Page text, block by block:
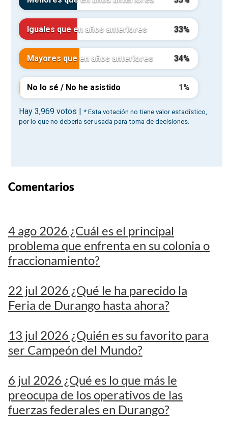
Comentarios
4 ago 2026 ¿Cuál es el principal
problema que enfrenta en su colonia o
fraccionamiento?
22 jul 2026 ¿Qué le ha parecido la
Feria de Durango hasta ahora?
13 jul 2026 ¿Quién es su favorito para
ser Campeón del Mundo?
6 jul 2026 ¿Qué es lo que más le
preocupa de los operativos de las
fuerzas federales en Durango?